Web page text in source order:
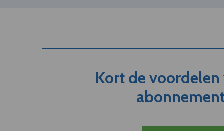
Kort de voordelen